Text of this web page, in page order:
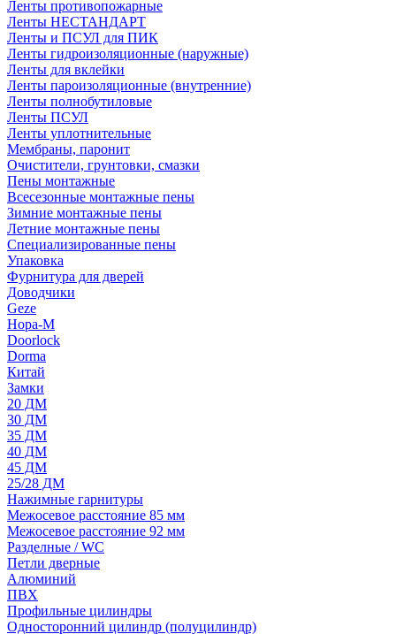
Ленты противопожарные
Ленты НЕСТАНДАРТ
Ленты и ПСУЛ для ПИК
Ленты гидроизоляционные (наружные)
Ленты для вклейки
Ленты пароизоляционные (внутренние)
Ленты полнобутиловые
Ленты ПСУЛ
Ленты уплотнительные
Мембраны, паронит
Очистители, грунтовки, смазки
Пены монтажные
Всесезонные монтажные пены
Зимние монтажные пены
Летние монтажные пены
Специализированные пены
Упаковка
Фурнитура для дверей
Доводчики
Geze
Нора-М
Doorlock
Dorma
Китай
Замки
20 ДМ
30 ДМ
35 ДМ
40 ДМ
45 ДМ
25/28 ДМ
Нажимные гарнитуры
Межосевое расстояние 85 мм
Межосевое расстояние 92 мм
Разделные / WC
Петли дверные
Алюминий
ПВХ
Профильные цилиндры
Односторонний цилиндр (полуцилиндр)